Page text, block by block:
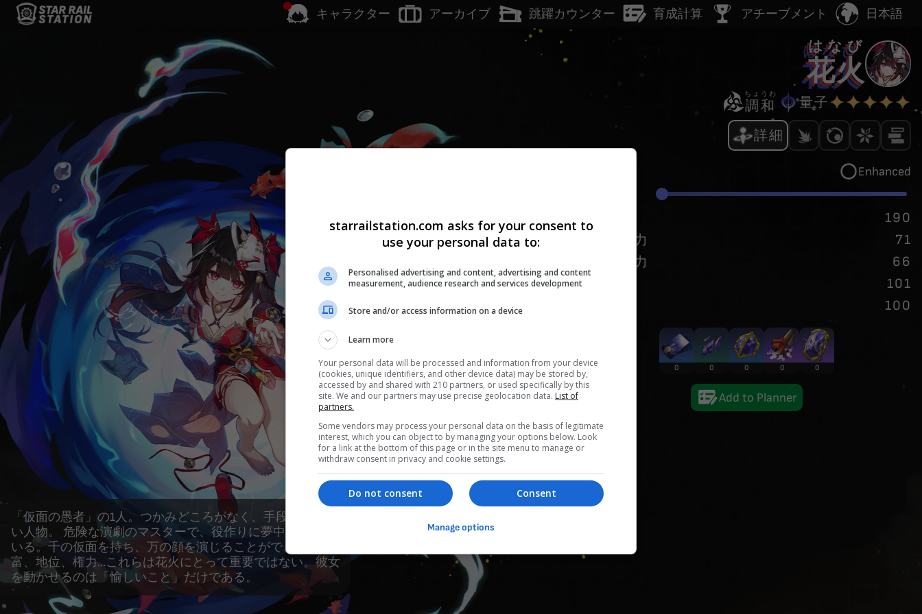
キャラクター アーカイブ 跳躍カウンター 育成計算 アチーブメント 日本語
「仮面の愚者」の1人。つかみどころがなく、手段を選ばな
い人物。 危険な演劇のマスターで、役作りに夢中になって
いる。千の仮面を持ち、万の顔を演じることができる。
富、地位、権力…これらは花火にとって重要ではない。彼女
を動かせるのは「愉しいこと」だけである。
花火
はなび
調和
ちょうわ
量子
詳細
Enhanced
190
攻撃力
71
防御力
66
101
100
0 0 0 0 0
Add to Planner
starrailstation.com asks for your consent to
use your personal data to:
Personalised advertising and content, advertising and content
measurement, audience research and services development
Store and/or access information on a device
Learn more
Your personal data will be processed and information from your device
(cookies, unique identifiers, and other device data) may be stored by,
accessed by and shared with 210 partners, or used specifically by this
site. We and our partners may use precise geolocation data. List of
partners.
Some vendors may process your personal data on the basis of legitimate
interest, which you can object to by managing your options below. Look
for a link at the bottom of this page or in the site menu to manage or
withdraw consent in privacy and cookie settings.
Consent
Do not consent
Manage options